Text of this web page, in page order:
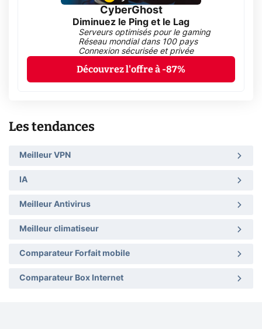
CyberGhost
Diminuez le Ping et le Lag
Serveurs optimisés pour le gaming
Réseau mondial dans 100 pays
Connexion sécurisée et privée
Découvrez l'offre à -87%
Les tendances
Meilleur VPN
IA
Meilleur Antivirus
Meilleur climatiseur
Comparateur Forfait mobile
Comparateur Box Internet